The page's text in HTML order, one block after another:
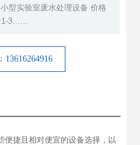
型实验室废水处理设备 价格
1-3……
13616264916
便捷且相对便宜的设备选择，以